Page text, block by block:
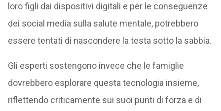
loro figli dai dispositivi digitali e per le conseguenze
dei social media sulla salute mentale, potrebbero
essere tentati di nascondere la testa sotto la sabbia.
Gli esperti sostengono invece che le famiglie
dovrebbero esplorare questa tecnologia insieme,
riflettendo criticamente sui suoi punti di forza e di